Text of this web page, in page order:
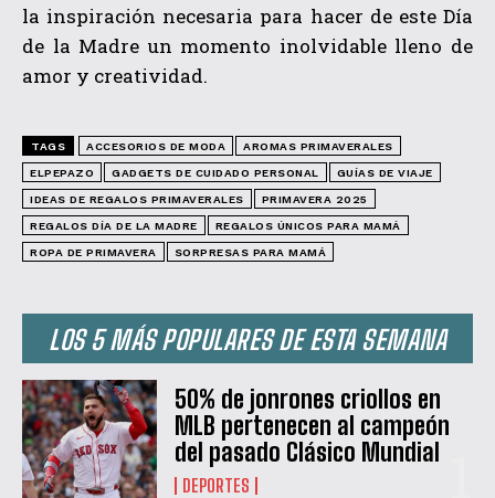
He leído y acepto lasPolítica de privacidad.
LOS 5 MÁS POPULARES DE ESTA SEMANA
50% de jonrones criollos en
MLB pertenecen al campeón
del pasado Clásico Mundial
DEPORTES
la inspiración necesaria para hacer de este Día
de la Madre un momento inolvidable lleno de
amor y creatividad.
TAGS ACCESORIOS DE MODA AROMAS PRIMAVERALES
ELPEPAZO GADGETS DE CUIDADO PERSONAL GUÍAS DE VIAJE
IDEAS DE REGALOS PRIMAVERALES PRIMAVERA 2025
REGALOS DÍA DE LA MADRE REGALOS ÚNICOS PARA MAMÁ
ROPA DE PRIMAVERA SORPRESAS PARA MAMÁ